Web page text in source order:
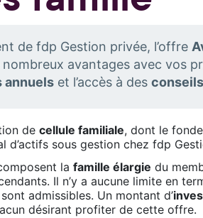
de fdp Gestion privée, l’offre
avantages avec vos
annuels et l’accès à des
decellule familiale, dont le
d’actifs sous gestion chez fdp
lafamille élargie du
Il n’y a aucune limite en
admissibles. Un montant d’
désirant profiter de cette offre.